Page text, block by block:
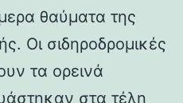
θαύματα της
Οι σιδηροδρομικές
τα ορεινά
στα τέλη